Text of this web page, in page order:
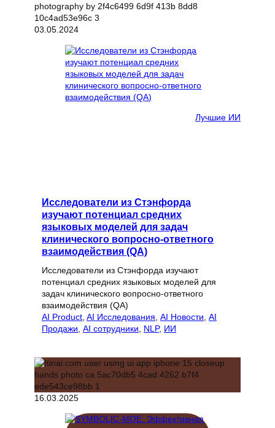
03.05.2024
Лучшие ИИ
Исследователи из Стэнфорда
изучают потенциал средних
языковых моделей для задач
клинического вопросно-ответного
взаимодействия (QA)
Исследователи из Стэнфорда изучают
потенциал средних языковых моделей для
задач клинического вопросно-ответного
взаимодействия (QA)
AI Product, AI Исследования, AI Новости, AI
Продажи, AI сотрудники, NLP, ИИ
16.03.2025